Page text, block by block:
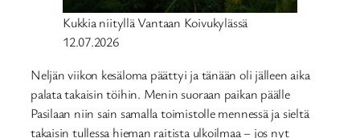
Kukkia niityllä Vantaan Koivukylässä
12.07.2026
Neljän viikon kesäloma päättyi ja tänään oli jälleen aika
palata takaisin töihin. Menin suoraan paikan päälle
Pasilaan niin sain samalla toimistolle mennessä ja sieltä
takaisin tullessa hieman raitista ulkoilmaa – jos nyt